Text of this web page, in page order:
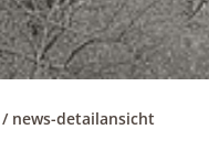
/ news-detailansicht